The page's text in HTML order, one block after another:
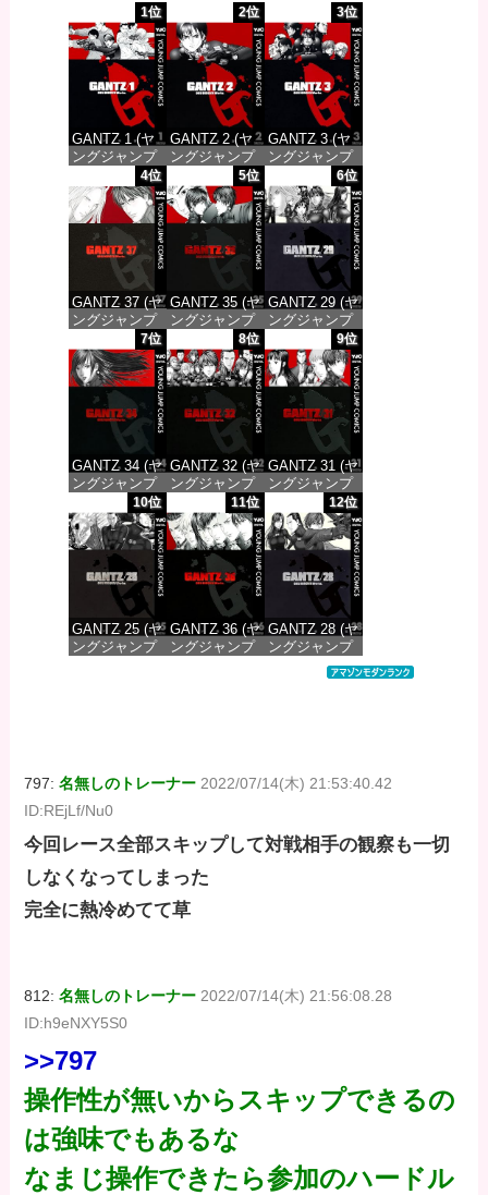
1位
GANTZ 1 (ヤ
ングジャンプ
コミックス
DIGITAL)
価格：¥617
2位
GANTZ 2 (ヤ
ングジャンプ
コミックス
DIGITAL)
価格：¥617
3位
GANTZ 3 (ヤ
ングジャンプ
コミックス
DIGITAL)
価格：¥617
4位
GANTZ 37 (ヤ
ングジャンプ
コミックス
DIGITAL)
価格：¥647
5位
GANTZ 35 (ヤ
ングジャンプ
コミックス
DIGITAL)
価格：¥647
6位
GANTZ 29 (ヤ
ングジャンプ
コミックス
DIGITAL)
価格：¥647
7位
GANTZ 34 (ヤ
ングジャンプ
コミックス
DIGITAL)
価格：¥647
8位
GANTZ 32 (ヤ
ングジャンプ
コミックス
DIGITAL)
価格：¥647
9位
GANTZ 31 (ヤ
ングジャンプ
コミックス
DIGITAL)
価格：¥647
10位
GANTZ 25 (ヤ
ングジャンプ
11位
GANTZ 36 (ヤ
ングジャンプ
12位
GANTZ 28 (ヤ
ングジャンプ
コミックス
797:名無しのトレーナー 2022/07/14(木) 21:53:40.42
ID:REjLf/Nu0
今回レース全部スキップして対戦相手の観察も一切
しなくなってしまった
完全に熱冷めてて草
812:名無しのトレーナー 2022/07/14(木) 21:56:08.28
ID:h9eNXY5S0
>>797
操作性が無いからスキップできるの
は強味でもあるな
なまじ操作できたら参加のハードル